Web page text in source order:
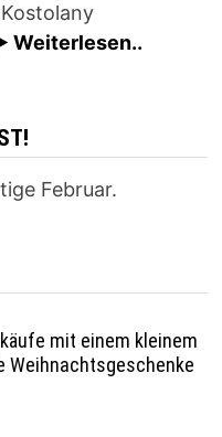
Weiterlesen..
Februar.
mit einem kleinem
Weihnachtsgeschenke